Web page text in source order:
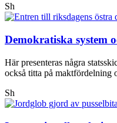
Sh
Demokratiska system
Här presenteras några
också titta på maktfördelning
Sh